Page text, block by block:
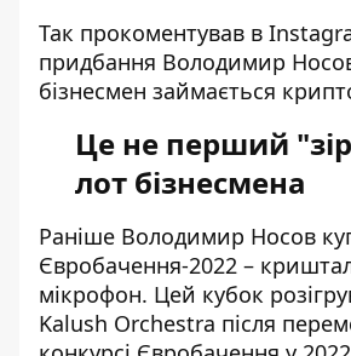
Так прокоментував в
придбання Володимир
бізнесмен займається
Це не перший
лот бізнесмена
Раніше Володимир Носов
Євробачення-2022 –
мікрофон. Цей кубок
Kalush Orchestra після